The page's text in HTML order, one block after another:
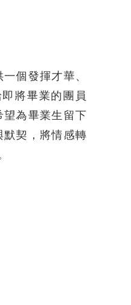
個發揮才華、
將畢業的團員
為畢業生留下
契，將情感轉